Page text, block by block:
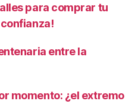
para comprar tu
entre la
momento: ¿el extremo